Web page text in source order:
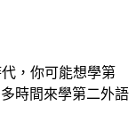
，你可能想學第
時間來學第二外語